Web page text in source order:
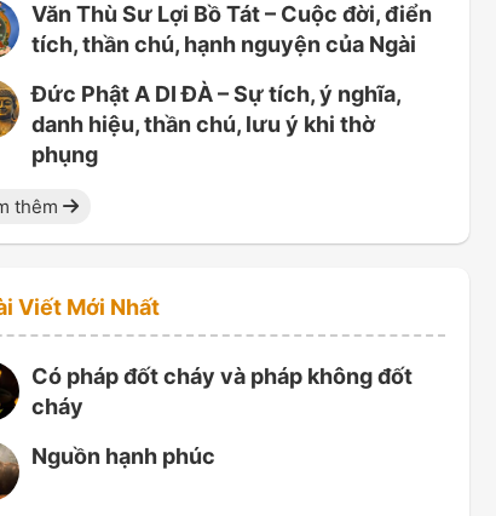
Văn Thù Sư Lợi Bồ Tát – Cuộc đời, điển
tích, thần chú, hạnh nguyện của Ngài
Đức Phật A DI ĐÀ – Sự tích, ý nghĩa,
danh hiệu, thần chú, lưu ý khi thờ
phụng
thêm
Viết Mới Nhất
Có pháp đốt cháy và pháp không đốt
cháy
Nguồn hạnh phúc